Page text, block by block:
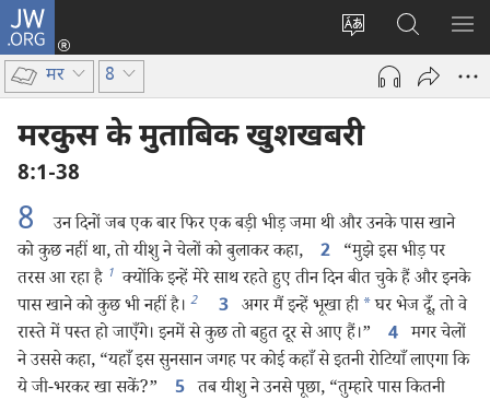
JW.ORG
वेबसाइट
भाषा
बदलिए
लॉग-
इन
(opens
window)
JW.ORG
खोजें
मैन्यू
मर 8
मरकुस के मुताबिक खुशखबरी
8:1-38
8
उन दिनों जब एक बार फिर एक बड़ी भीड़ जमा थी और उनके पास खाने
को कुछ नहीं था, तो यीशु ने चेलों को बुलाकर कहा,
2
“मुझे इस भीड़ पर
तरस आ रहा है 1 क्योंकि इन्हें मेरे साथ रहते हुए तीन दिन बीत चुके हैं और इनके
पास खाने को कुछ भी नहीं है। 2 3 अगर मैं इन्हें भूखा ही *घर भेज दूँ, तो वे
रास्ते में पस्त हो जाएँगे। इनमें से कुछ तो बहुत दूर से आए हैं।”
4 मगर चेलों
ने उससे कहा, “यहाँ इस सुनसान जगह पर कोई कहाँ से इतनी रोटियाँ लाएगा कि
ये जी-भरकर खा सकें?”
5 तब यीशु ने उनसे पूछा, “तुम्हारे पास कितनी